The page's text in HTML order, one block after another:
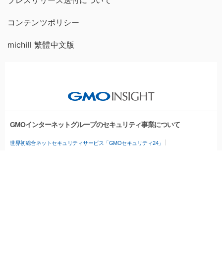
コンテンツポリシー
michill 繁體中文版
GMOインターネットグループのセキュリティ事業について
世界初総合ネットセキュリティサービス「GMOセキュリティ24」